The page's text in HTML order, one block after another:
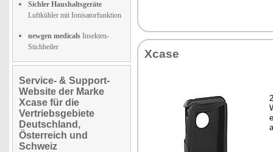
Sichler Haushaltsgeräte
Luftkühler mit Ionisatorfunktion
newgen medicals Insekten-
Stichheiler
Service- & Support-
Website der Marke
Xcase für die
Vertriebsgebiete
Deutschland,
Österreich und
Schweiz
Xca­se